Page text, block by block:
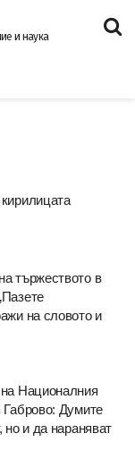
и наука
тържеството в
на словото и
Националния
Габрово: Думите
но и да нараняват